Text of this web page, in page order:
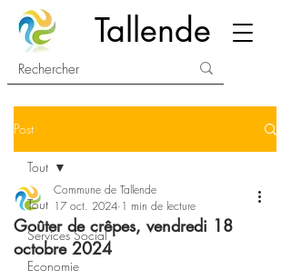
Tallende
Post
Tout
Services Social
Economie
Tout
Goûter de crêpes, vendredi 18
octobre 2024
Commune de Tallende
17 oct. 2024 1 min de lecture